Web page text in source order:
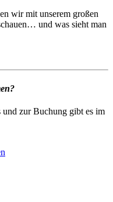
wir mit unserem großen
und was sieht man
zur Buchung gibt es im